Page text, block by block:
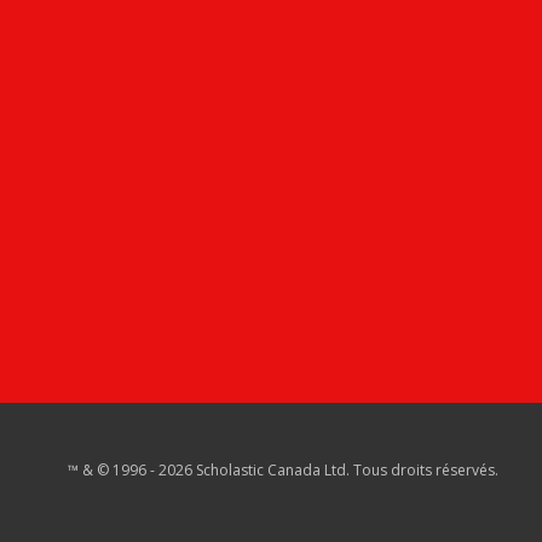
™ & © 1996 - 2026 Scholastic Canada Ltd. Tous droits réservés.